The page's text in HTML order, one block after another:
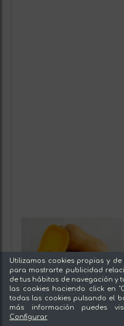
Utilizamos cookies propias y
para mostrarte publicidad
de tus hábitos de navegación y
las cookies haciendo click en
todas las cookies pulsando el
más información puedes
Configurar